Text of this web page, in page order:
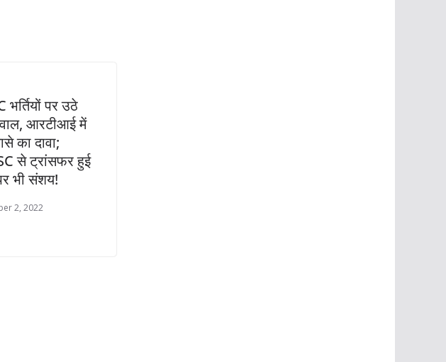
भर्तियों पर उठे
आरटीआई में
का दावा;
से ट्रांसफर हुई
भी संशय!
2, 2022